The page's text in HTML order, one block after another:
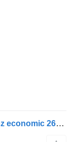
Întinzător servodirecţie Mercedes-Benz economic 2628 (01.98-) A9413300011 pentru cap tractor Mercedes-Benz Econic (1998-2014)